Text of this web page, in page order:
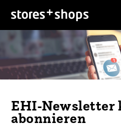
EHI-Newsletter
abonnieren